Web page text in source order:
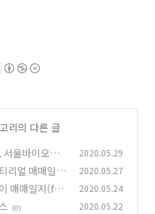
리의 다른 글
울바이오시
2020.05.29
리얼 매매일지
2020.05.27
매매일지(fea
2020.05.24
(0) 2020.05.22